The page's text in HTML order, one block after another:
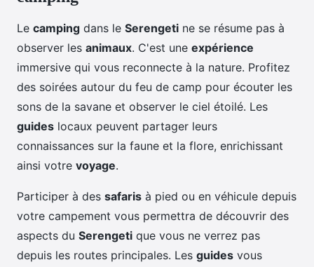
Le camping dans le Serengeti ne se résume pas à
observer les animaux. C'est une expérience
immersive qui vous reconnecte à la nature. Profitez
des soirées autour du feu de camp pour écouter les
sons de la savane et observer le ciel étoilé. Les
guides locaux peuvent partager leurs
connaissances sur la faune et la flore, enrichissant
ainsi votre voyage.
Participer à des safaris à pied ou en véhicule depuis
votre campement vous permettra de découvrir des
aspects du Serengeti que vous ne verrez pas
depuis les routes principales. Les guides vous